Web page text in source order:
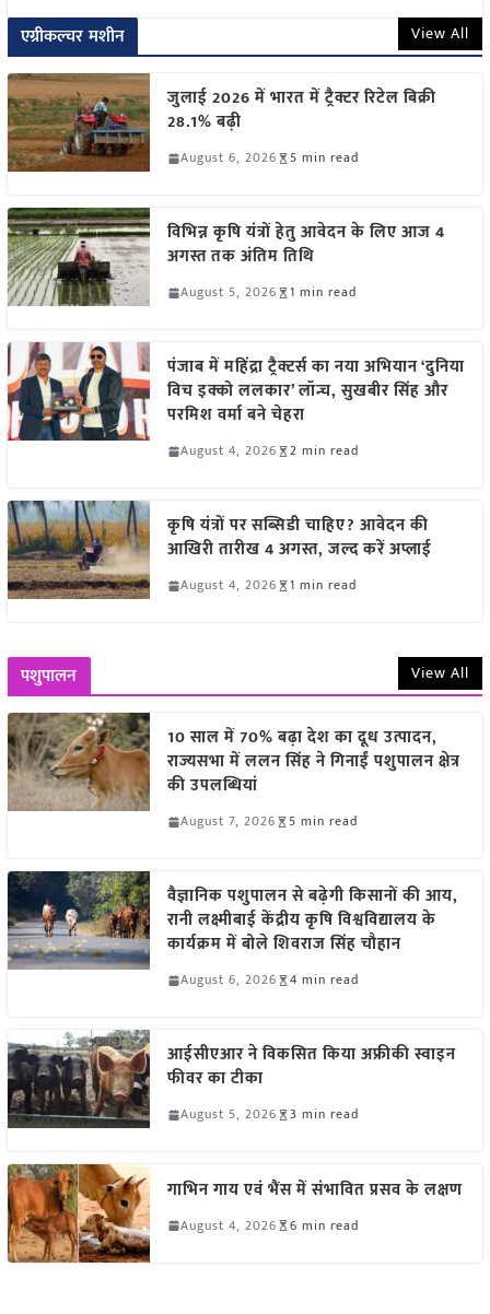
एग्रीकल्चर मशीन View All
जुलाई 2026 में भारत में ट्रैक्टर रिटेल बिक्री
28.1% बढ़ी
August 6, 2026 5 min read
विभिन्न कृषि यंत्रों हेतु आवेदन के लिए आज 4
अगस्त तक अंतिम तिथि
August 5, 2026 1 min read
पंजाब में महिंद्रा ट्रैक्टर्स का नया अभियान ‘दुनिया
विच इक्को ललकार’ लॉन्च, सुखबीर सिंह और
परमिश वर्मा बने चेहरा
August 4, 2026 2 min read
कृषि यंत्रों पर सब्सिडी चाहिए? आवेदन की
आखिरी तारीख 4 अगस्त, जल्द करें अप्लाई
August 4, 2026 1 min read
पशुपालन View All
10 साल में 70% बढ़ा देश का दूध उत्पादन,
राज्यसभा में ललन सिंह ने गिनाईं पशुपालन क्षेत्र
की उपलब्धियां
August 7, 2026 5 min read
वैज्ञानिक पशुपालन से बढ़ेगी किसानों की आय,
रानी लक्ष्मीबाई केंद्रीय कृषि विश्वविद्यालय के
कार्यक्रम में बोले शिवराज सिंह चौहान
August 6, 2026 4 min read
आईसीएआर ने विकसित किया अफ्रीकी स्वाइन
फीवर का टीका
August 5, 2026 3 min read
गाभिन गाय एवं भैंस में संभावित प्रसव के लक्षण
August 4, 2026 6 min read